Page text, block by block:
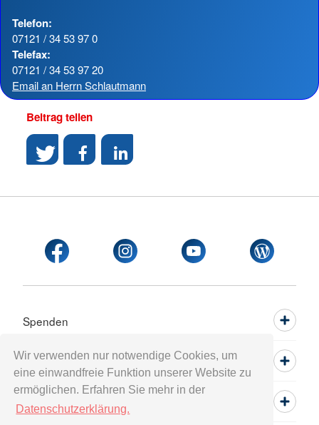
Wir verwenden nur notwendige Cookies, um
eine einwandfreie Funktion unserer Website zu
ermöglichen. Erfahren Sie mehr in der
Datenschutzerklärung.
Telefon:
07121 / 34 53 97 0
Telefax:
07121 / 34 53 97 20
Email an Herrn Schlautmann
Beitrag teilen
Spenden
Mitwirken
Informieren